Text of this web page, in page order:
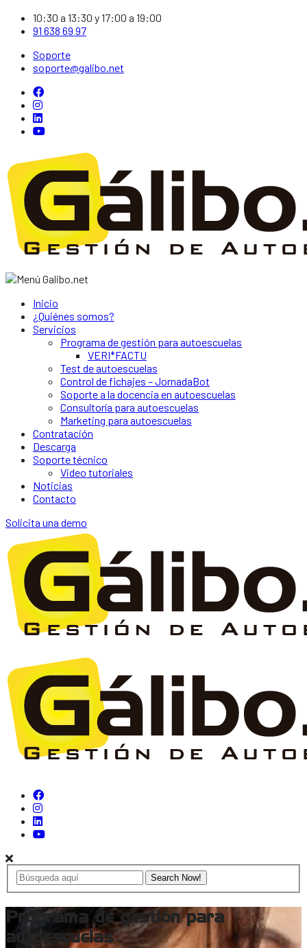
10:30 a 13:30 y 17:00 a 19:00
91 638 69 97
Soporte
soporte@galibo.net
Inicio
¿Quiénes somos?
Servicios
Programa de gestión para autoescuelas
VERI*FACTU
Test de autoescuelas
Control de fichajes – JornadaBot
Soporte a la docencia en autoescuelas
Consultoría para autoescuelas
Marketing para autoescuelas
Contratación
Descarga
Soporte técnico
Video tutoriales
Noticias
Contacto
Solicita una demo
Programa de gestión para
autoescuelas